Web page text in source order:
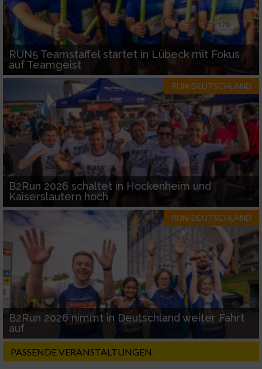
RUN5 Teamstaffel startet in Lübeck mit Fokus
auf Teamgeist
RUN-DEUTSCHLAND
B2Run 2026 schaltet in Hockenheim und
Kaiserslautern hoch
RUN-DEUTSCHLAND
B2Run 2026 nimmt in Deutschland weiter Fahrt
auf
PASSENDE VERANSTALTUNGEN